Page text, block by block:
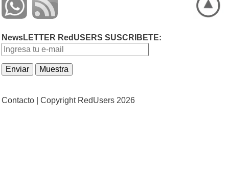
NewsLETTER RedUSERS SUSCRIBETE:
Contacto | Copyright RedUsers 2026